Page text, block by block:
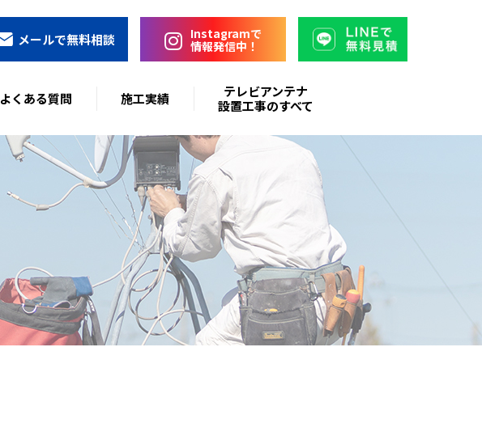
メールで無料相談
Instagramで
情報発信中！
よくある質問 施工実績
テレビアンテナ
設置工事のすべて